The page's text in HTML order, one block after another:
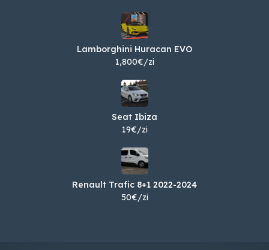
Lamborghini Huracan EVO
1,800€/zi
Seat Ibiza
19€/zi
Renault Trafic 8+1 2022-2024
50€/zi